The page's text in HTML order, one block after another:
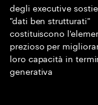
degli executive
"dati ben strutturati"
costituiscono
prezioso per
loro capacità in
generativa